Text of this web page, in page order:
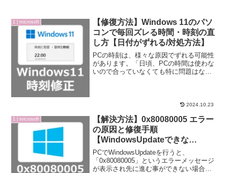
1 | microsoft
【修復方法】Windows 11のパソ
コンで毎回ズレる時間・時刻の直
し方【日付がずれる/対処方法】
PCの時刻は、様々な原因でずれる可能性
があります。「日頃、PCの時間は使わな
いので合っていなくても特に問題はな
2024.10.23
1 | microsoft
【解決方法】0x80080005 エラー
の原因と修復手順
【WindowsUpdateできな
い/Windows10】
PCでWindowsUpdateを行うと、
「0x80080005」というエラーメッセージ
が表示され先に進む事ができない場合の